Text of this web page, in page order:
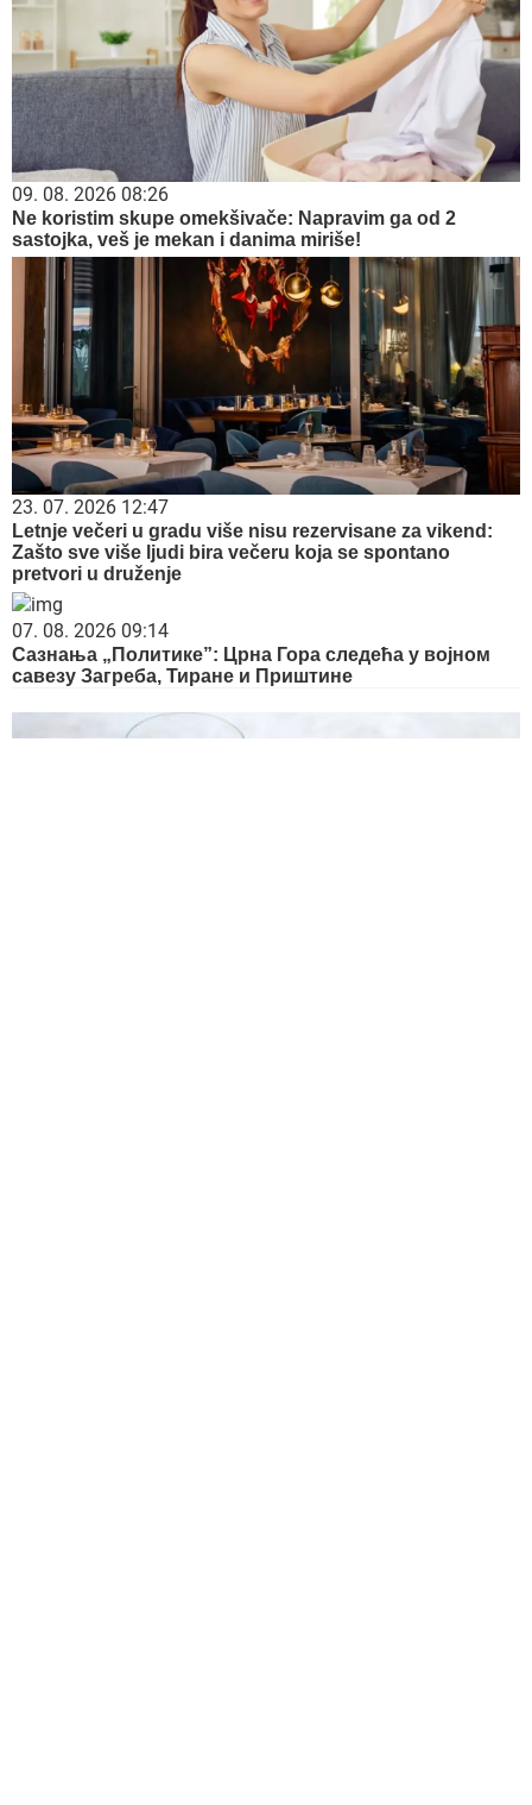
09. 08. 2026 08:26
Ne koristim skupe omekšivače: Napravim ga od 2
sastojka, veš je mekan i danima miriše!
23. 07. 2026 12:47
Letnje večeri u gradu više nisu rezervisane za vikend:
Zašto sve više ljudi bira večeru koja se spontano
pretvori u druženje
07. 08. 2026 09:14
Сазнања „Политике”: Црна Гора следећа у војном
савезу Загреба, Тиране и Приштине